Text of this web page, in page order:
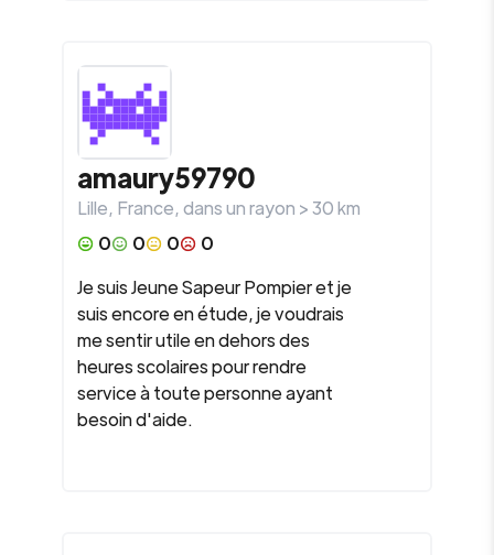
amaury59790
Lille, France, dans un rayon >30km
0
0 0
0
Je suis Jeune Sapeur Pompier et je
suis encore en étude, je voudrais
me sentir utile en dehors des
heures scolaires pour rendre
service à toute personne ayant
besoin d'aide.